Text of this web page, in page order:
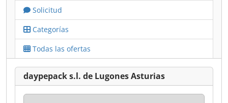
Solicitud
Categorías
Todas las ofertas
daypepack s.l. de Lugones Asturias